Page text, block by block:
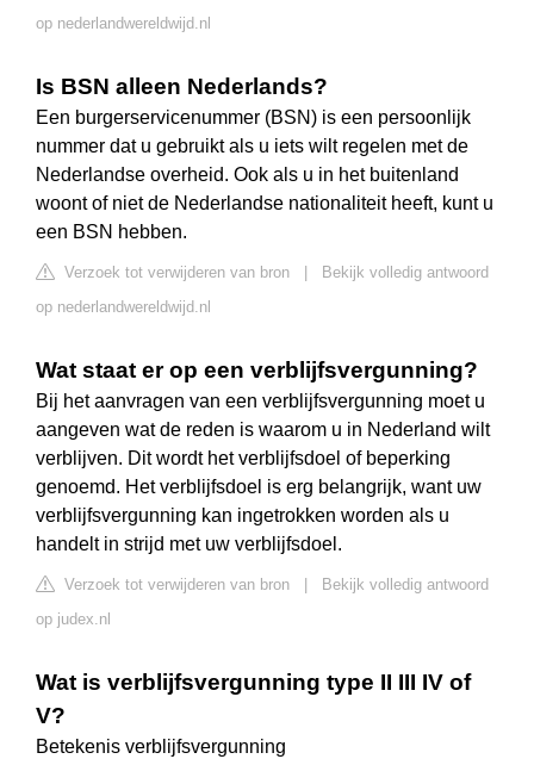
op nederlandwereldwijd.nl
Is BSN alleen Nederlands?
Een burgerservicenummer (BSN) is een persoonlijk
nummer dat u gebruikt als u iets wilt regelen met de
Nederlandse overheid. Ook als u in het buitenland
woont of niet de Nederlandse nationaliteit heeft, kunt u
een BSN hebben.
Verzoek tot verwijderen van bron
Bekijk volledig antwoord
op nederlandwereldwijd.nl
Wat staat er op een verblijfsvergunning?
Bij het aanvragen van een verblijfsvergunning moet u
aangeven wat de reden is waarom u in Nederland wilt
verblijven. Dit wordt het verblijfsdoel of beperking
genoemd. Het verblijfsdoel is erg belangrijk, want uw
verblijfsvergunning kan ingetrokken worden als u
handelt in strijd met uw verblijfsdoel.
Verzoek tot verwijderen van bron
Bekijk volledig antwoord
op judex.nl
Wat is verblijfsvergunning type II III IV of
V?
Betekenis verblijfsvergunning